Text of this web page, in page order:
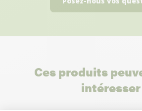
Ces produits
intéresser